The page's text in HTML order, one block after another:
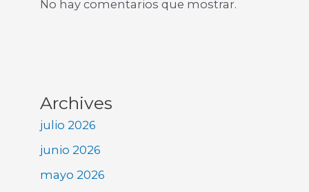
No hay comentarios que mostrar.
Archives
julio 2026
junio 2026
mayo 2026